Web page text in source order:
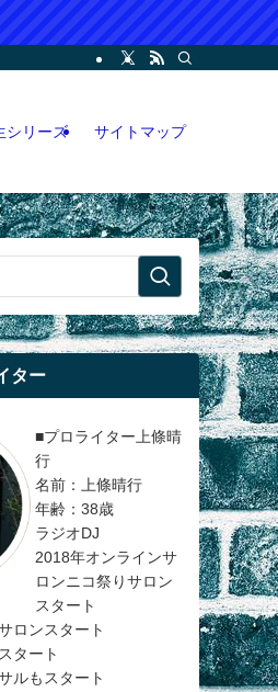
報などを記載。LINEオープンチャット
シリーズ サイトマップ
ター
■プロライター上條晴
行
名前：上條晴行
年齢：38歳
ラジオDJ
2018年オンラインサ
ロンニコ祭りサロン
スタート
ロンスタート
タート
ルもスタート